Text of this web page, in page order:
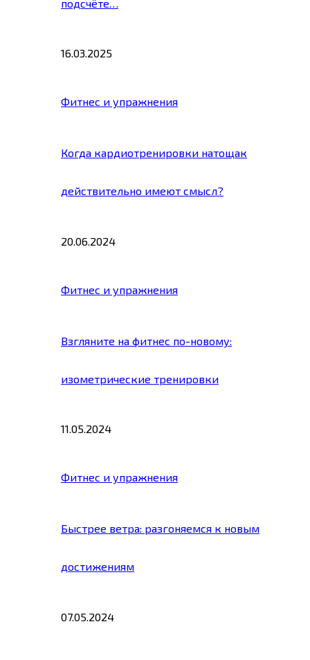
подсчёте…
16.03.2025
Фитнес и упражнения
Когда кардиотренировки натощак
действительно имеют смысл?
20.06.2024
Фитнес и упражнения
Взгляните на фитнес по-новому:
изометрические тренировки
11.05.2024
Фитнес и упражнения
Быстрее ветра: разгоняемся к новым
достижениям
07.05.2024